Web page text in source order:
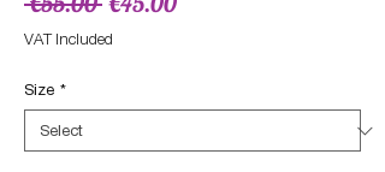
Price
VAT Included
Size *